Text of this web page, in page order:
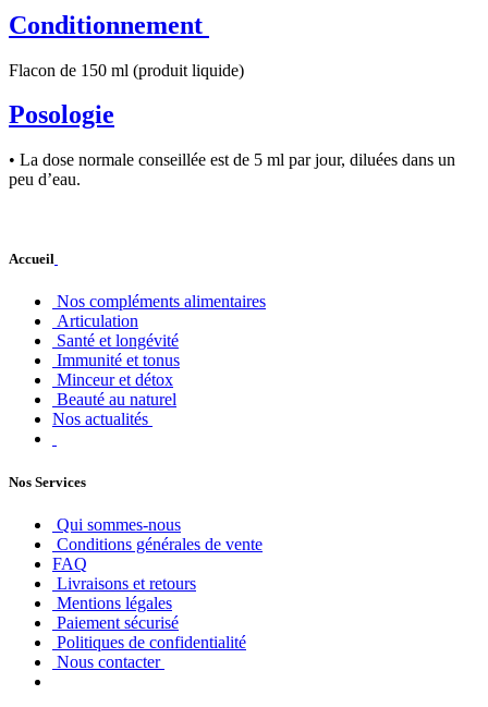
Conditionnement
Flacon de 150 ml (produit liquide)
Posologie
• La dose normale conseillée est de 5 ml par jour, diluées dans un
peu d’eau.
Accueil
Nos compléments alimentaires
Articulation
Santé et longévité
Immunité et tonus
Minceur et détox
Beauté au naturel
Nos actualités
Nos Services
Qui sommes-nous
Conditions générales de vente
FAQ
Livraisons et retours
Mentions légales
Paiement sécurisé
Politiques de confidentialité
Nous contacter